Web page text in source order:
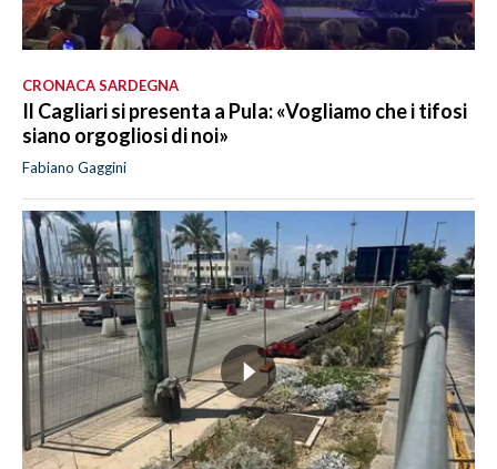
CRONACA SARDEGNA
Il Cagliari si presenta a Pula: «Vogliamo che i tifosi
siano orgogliosi di noi»
Fabiano Gaggini